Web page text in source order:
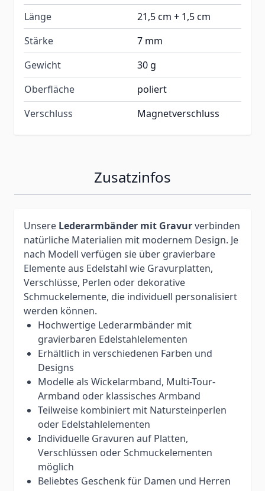
Länge
21,5 cm + 1,5 cm
Stärke
7 mm
Gewicht
30 g
Oberfläche
poliert
Verschluss
Magnetverschluss
Zusatzinfos
Unsere Lederarmbänder mit Gravurverbinden
natürliche Materialien mit modernem Design. Je
nach Modell verfügen sie über gravierbare
Elemente aus Edelstahl wie Gravurplatten,
Verschlüsse, Perlen oder dekorative
Schmuckelemente, die individuell personalisiert
werden können.
Hochwertige Lederarmbänder mit
gravierbaren Edelstahlelementen
Erhältlich in verschiedenen Farben und
Designs
Modelle als Wickelarmband, Multi-Tour-
Armband oder klassisches Armband
Teilweise kombiniert mit Natursteinperlen
oder Edelstahlelementen
Individuelle Gravuren auf Platten,
Verschlüssen oder Schmuckelementen
möglich
Beliebtes Geschenk für Damen und Herren